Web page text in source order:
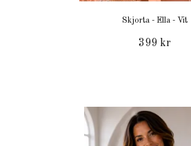
Skjorta - Ella - Vit
399 kr